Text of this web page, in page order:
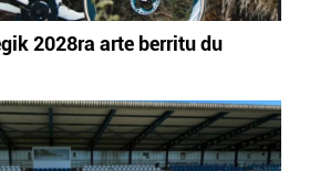
eta ezarri zure lehentasunak
unetan alda edo ken dezakezu
adierazpenean.
propioak eta hirugarrenen cookie-
ditu. Zure esperientzia eta
2028ra arte berritu du